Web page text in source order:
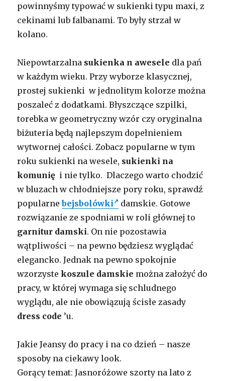
powinnyśmy typować w sukienki typu maxi, z
cekinami lub falbanami. To były strzał w
kolano.
Niepowtarzalna sukienka n awesele dla pań
w każdym wieku. Przy wyborze klasycznej,
prostej sukienki w jednolitym kolorze można
poszaleć z dodatkami. Błyszczące szpilki,
torebka w geometryczny wzór czy oryginalna
biżuteria będą najlepszym dopełnieniem
wytwornej całości. Zobacz popularne w tym
roku sukienki na wesele, sukienki na
komunię i nie tylko. Dlaczego warto chodzić
w bluzach w chłodniejsze pory roku, sprawdź
popularnebejsbolówki
damskie. Gotowe
rozwiązanie ze spodniami w roli głównej to
garnitur damski. On nie pozostawia
wątpliwości – na pewno będziesz wyglądać
elegancko. Jednak na pewno spokojnie
wzorzystekoszule damskie można założyć do
pracy, w której wymaga się schludnego
wyglądu, ale nie obowiązują ścisłe zasady
dress code ’u.
Jakie Jeansy do pracy i na co dzień – nasze
sposoby na ciekawy look.
Gorący temat: Jasnoróżowe szorty na lato z